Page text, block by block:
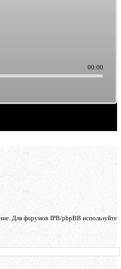
00:00
Для форумов IPB/phpBB используйте